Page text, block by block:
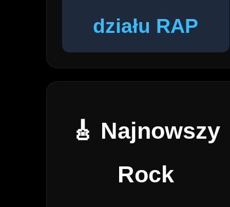
działu RAP
🎸 Najnowszy
Rock